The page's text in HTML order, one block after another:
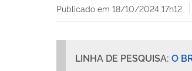
Publicado em 18/10/2024 17h12
LINHA DE PESQUISA: O